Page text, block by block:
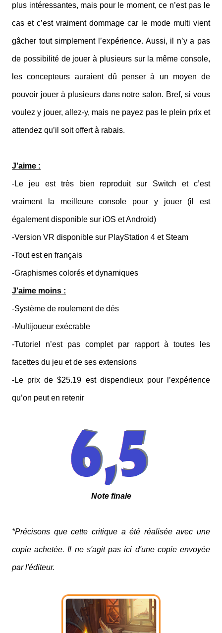
plus intéressantes, mais pour le moment, ce n’est pas le
cas et c’est vraiment dommage car le mode multi vient
gâcher tout simplement l’expérience. Aussi, il n’y a pas
de possibilité de jouer à plusieurs sur la même console,
les concepteurs auraient dû penser à un moyen de
pouvoir jouer à plusieurs dans notre salon. Bref, si vous
voulez y jouer, allez-y, mais ne payez pas le plein prix et
attendez qu’il soit offert à rabais.
J'aime :
-Le jeu est très bien reproduit sur Switch et c’est
vraiment la meilleure console pour y jouer (il est
également disponible sur iOS et Android)
-Version VR disponible sur PlayStation 4 et Steam
-Tout est en français
-Graphismes colorés et dynamiques
J'aime moins :
-Système de roulement de dés
-Multijoueur exécrable
-Tutoriel n’est pas complet par rapport à toutes les
facettes du jeu et de ses extensions
-Le prix de $25.19 est dispendieux pour l’expérience
qu’on peut en retenir
Note finale
*Précisons que cette critique a été réalisée avec une
copie achetée. Il ne s'agit pas ici d'une copie envoyée
par l'éditeur.